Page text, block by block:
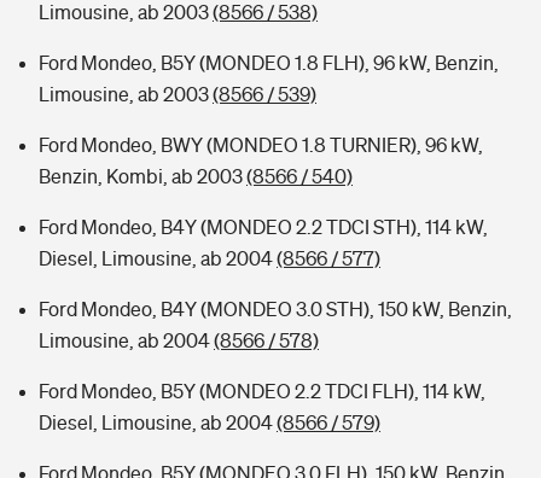
Limousine, ab 2003(8566 / 538)
Ford Mondeo, B5Y (MONDEO 1.8 FLH), 96 kW, Benzin,
Limousine, ab 2003(8566 / 539)
Ford Mondeo, BWY (MONDEO 1.8 TURNIER), 96 kW,
Benzin, Kombi, ab 2003(8566 / 540)
Ford Mondeo, B4Y (MONDEO 2.2 TDCI STH), 114 kW,
Diesel, Limousine, ab 2004(8566 / 577)
Ford Mondeo, B4Y (MONDEO 3.0 STH), 150 kW, Benzin,
Limousine, ab 2004(8566 / 578)
Ford Mondeo, B5Y (MONDEO 2.2 TDCI FLH), 114 kW,
Diesel, Limousine, ab 2004(8566 / 579)
Ford Mondeo, B5Y (MONDEO 3.0 FLH), 150 kW, Benzin,